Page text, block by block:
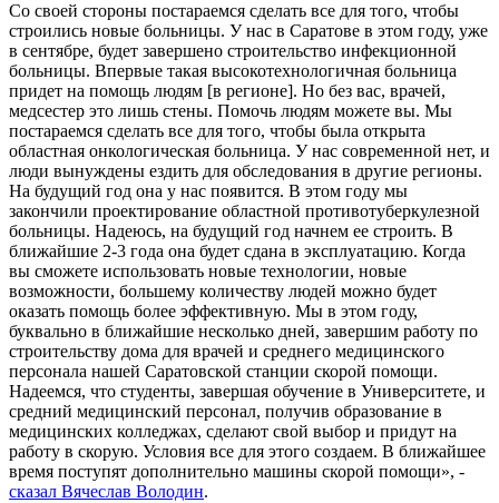
Со своей стороны постараемся сделать все для того, чтобы
строились новые больницы. У нас в Саратове в этом году, уже
в сентябре, будет завершено строительство инфекционной
больницы. Впервые такая высокотехнологичная больница
придет на помощь людям [в регионе]. Но без вас, врачей,
медсестер это лишь стены. Помочь людям можете вы. Мы
постараемся сделать все для того, чтобы была открыта
областная онкологическая больница. У нас современной нет, и
люди вынуждены ездить для обследования в другие регионы.
На будущий год она у нас появится. В этом году мы
закончили проектирование областной противотуберкулезной
больницы. Надеюсь, на будущий год начнем ее строить. В
ближайшие 2-3 года она будет сдана в эксплуатацию. Когда
вы сможете использовать новые технологии, новые
возможности, большему количеству людей можно будет
оказать помощь более эффективную. Мы в этом году,
буквально в ближайшие несколько дней, завершим работу по
строительству дома для врачей и среднего медицинского
персонала нашей Саратовской станции скорой помощи.
Надеемся, что студенты, завершая обучение в Университете, и
средний медицинский персонал, получив образование в
медицинских колледжах, сделают свой выбор и придут на
работу в скорую. Условия все для этого создаем. В ближайшее
время поступят дополнительно машины скорой помощи», -
сказал Вячеслав Володин.